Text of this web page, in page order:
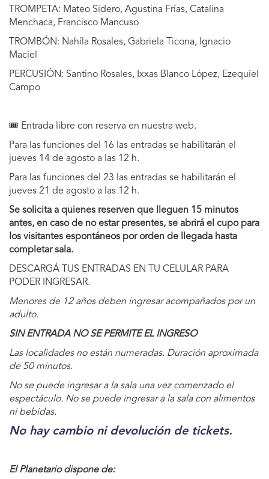
TROMPETA: Mateo Sidero, Agustina Frías, Catalina
Menchaca, Francisco Mancuso
TROMBÓN: Nahíla Rosales, Gabriela Ticona, Ignacio
Maciel
PERCUSIÓN: Santino Rosales, Ixxas Blanco López, Ezequiel
Campo
🎟️ Entrada libre con reserva en nuestra web.
Para las funciones del 16 las entradas se habilitarán el
jueves 14 de agosto a las 12 h.
Para las funciones del 23 las entradas se habilitarán el
jueves 21 de agosto a las 12 h.
Se solicita a quienes reserven que lleguen 15 minutos
antes, en caso de no estar presentes, se abrirá el cupo para
los visitantes espontáneos por orden de llegada hasta
completar sala.
DESCARGÁ TUS ENTRADAS EN TU CELULAR PARA
PODER INGRESAR.
Menores de 12 años deben ingresar acompañados por un
adulto.
SIN ENTRADA NO SE PERMITE EL INGRESO
Las localidades no están numeradas. Duración aproximada
de 50 minutos.
No se puede ingresar a la sala una vez comenzado el
espectáculo. No se puede ingresar a la sala con alimentos
ni bebidas.
No hay cambio ni devolución de tickets.
El Planetario dispone de: